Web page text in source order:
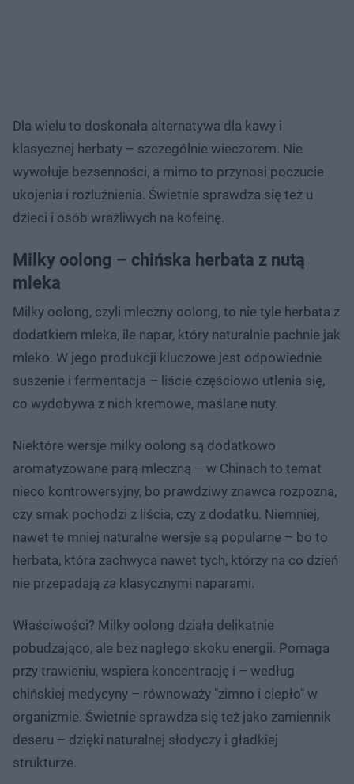
Dla wielu to doskonała alternatywa dla kawy i
klasycznej herbaty – szczególnie wieczorem. Nie
wywołuje bezsenności, a mimo to przynosi poczucie
ukojenia i rozluźnienia. Świetnie sprawdza się też u
dzieci i osób wrażliwych na kofeinę.
Milky oolong – chińska herbata z nutą
mleka
Milky oolong, czyli mleczny oolong, to nie tyle herbata z
dodatkiem mleka, ile napar, który naturalnie pachnie jak
mleko. W jego produkcji kluczowe jest odpowiednie
suszenie i fermentacja – liście częściowo utlenia się,
co wydobywa z nich kremowe, maślane nuty.
Niektóre wersje milky oolong są dodatkowo
aromatyzowane parą mleczną – w Chinach to temat
nieco kontrowersyjny, bo prawdziwy znawca rozpozna,
czy smak pochodzi z liścia, czy z dodatku. Niemniej,
nawet te mniej naturalne wersje są popularne – bo to
herbata, która zachwyca nawet tych, którzy na co dzień
nie przepadają za klasycznymi naparami.
Właściwości? Milky oolong działa delikatnie
pobudzająco, ale bez nagłego skoku energii. Pomaga
przy trawieniu, wspiera koncentrację i – według
chińskiej medycyny – równoważy "zimno i ciepło" w
organizmie. Świetnie sprawdza się też jako zamiennik
deseru – dzięki naturalnej słodyczy i gładkiej
strukturze.